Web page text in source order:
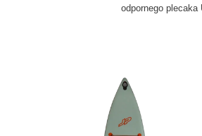
odpornego
Aktualna
cena
wynosi:
2,399.00 zł.